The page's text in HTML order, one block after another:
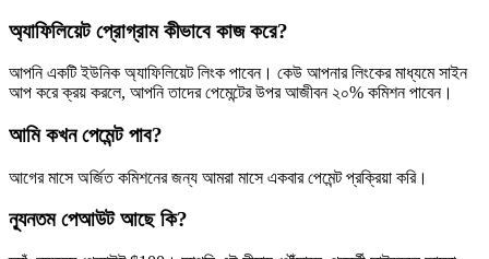
অ্যাফিলিয়েট প্রোগ্রাম কীভাবে কাজ করে?
আপনি একটি ইউনিক অ্যাফিলিয়েট লিংক পাবেন। কেউ আপনার লিংকের মাধ্যমে সাইন
আপ করে ক্রয় করলে, আপনি তাদের পেমেন্টের উপর আজীবন ২০% কমিশন পাবেন।
আমি কখন পেমেন্ট পাব?
আগের মাসে অর্জিত কমিশনের জন্য আমরা মাসে একবার পেমেন্ট প্রক্রিয়া করি।
ন্যূনতম পেআউট আছে কি?